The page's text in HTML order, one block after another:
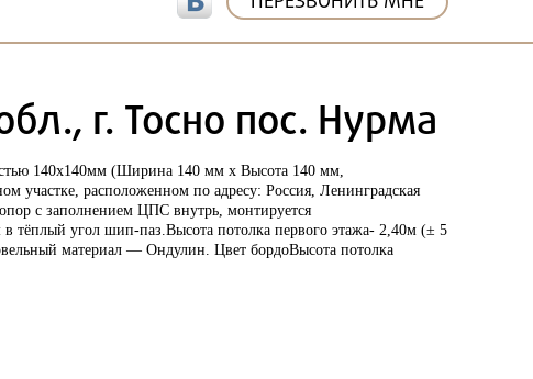
г. Тосно пос. Нурма
140х140мм (Ширина 140 мм х Высота 140 мм,
участке, расположенном по адресу: Россия, Ленинградская
с заполнением ЦПС внутрь, монтируется
тёплый угол шип-паз.Высота потолка первого этажа- 2,40м (± 5
материал — Ондулин. Цвет бордоВысота потолка